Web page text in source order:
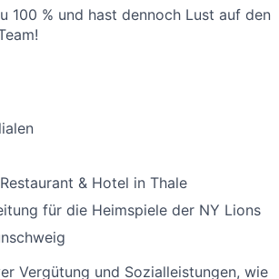
% und hast dennoch Lust auf den
& Hotel in Thale
für die Heimspiele der NY Lions
Vergütung und Sozialleistungen, wie